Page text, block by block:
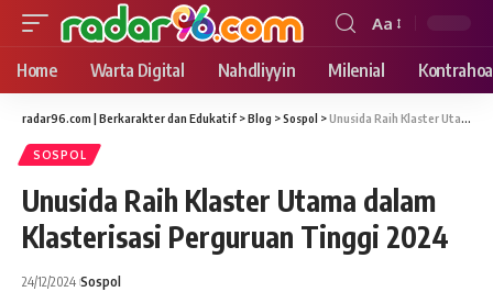
Font
Resizer
Aa
Home Warta Digital Nahdliyyin Milenial
radar96.com | Berkarakter dan Edukatif >Blog >Sospol >Unusida Raih Klaster Utama dalam Klasterisasi Perguruan Tinggi 2024
SOSPOL
Unusida Raih Klaster Utama dalam
Klasterisasi Perguruan Tinggi 2024
24/12/2024 Sospol